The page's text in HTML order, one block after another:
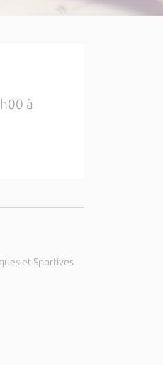
à
et Sportives